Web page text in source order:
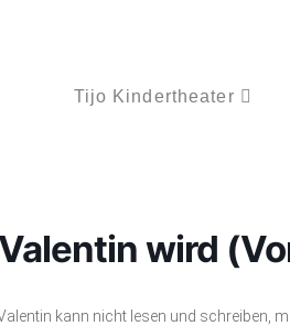
Tijo Kindertheater
wird
kann nicht lesen und schreiben,